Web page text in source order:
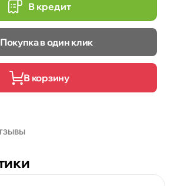
В кредит
Покупка в один клик
В корзину